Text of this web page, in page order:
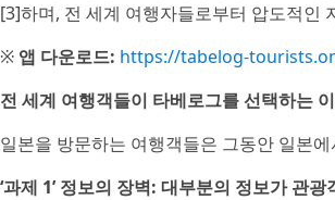
[3]하며, 전 세계 여행자들로부터 압도적인
※ 앱 다운로드: https://tabelog-
전 세계 여행객들이 타베로그를 선택하는
일본을 방문하는 여행객들은 그동안 일본
‘과제 1’ 정보의 장벽: 대부분의 정보가 관